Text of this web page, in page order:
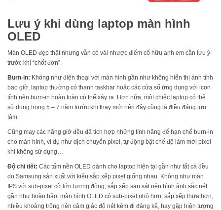
Lưu ý khi dùng laptop màn hình
OLED
Màn OLED đẹp thật nhưng vẫn có vài nhược điểm cố hữu anh em cần lưu ý
trước khi “chốt đơn”.
Burn-in: Không như điện thoại với màn hình gần như không hiển thị ảnh tĩnh
bao giờ, laptop thường có thanh taskbar hoặc các cửa sổ ứng dụng với icon
tĩnh nên burn-in hoàn toàn có thể xảy ra. Hơn nữa, một chiếc laptop có thể
sử dụng trong 5 – 7 năm trước khi thay mới nên đây cũng là điều đáng lưu
tâm.
Cũng may các hãng giờ đều đã tích hợp những tính năng để hạn chế burn-in
cho màn hình, ví dụ như dịch chuyển pixel, tự động bật chế độ làm mới pixel
khi không sử dụng…
Độ chi tiết: Các tấm nền OLED dành cho laptop hiện tại gần như tất cả đều
do Samsung sản xuất với kiểu sắp xếp pixel giống nhau. Không như màn
IPS với sub-pixel cỡ lớn tương đồng, sắp xếp san sát nên hình ảnh sắc nét
gần như hoàn hảo; màn hình OLED có sub-pixel nhỏ hơn, sắp xếp thưa hơn,
nhiều khoảng trống nên cảm giác độ nét kém đi đáng kể, hay gặp hiện tượng